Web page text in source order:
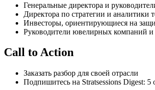
Генеральные директора и
Директора по стратегии и аналитики
Инвесторы, ориентирующиеся на
Руководители ювелирных компаний
Call to Action
Заказать разбор для своей отрасли
Подпишитесь на Stratsessions Digest: